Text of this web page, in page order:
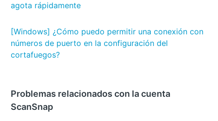
agota rápidamente
[Windows] ¿Cómo puedo permitir una conexión con
números de puerto en la configuración del
cortafuegos?
Problemas relacionados con la cuenta
ScanSnap